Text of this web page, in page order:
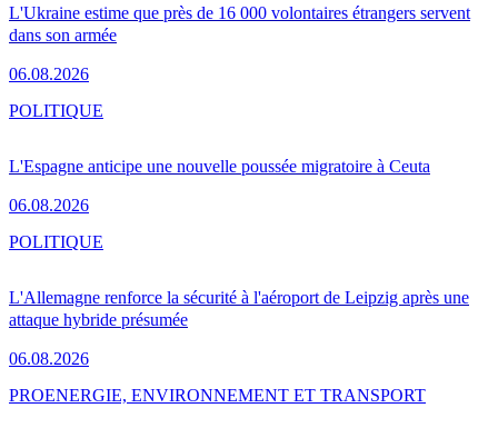
L'Ukraine estime que près de 16 000 volontaires étrangers servent
dans son armée
06.08.2026
L'Espagne anticipe une nouvelle poussée migratoire à Ceuta
06.08.2026
POLITIQUE
L'Allemagne renforce la sécurité à l'aéroport de Leipzig après une
attaque hybride présumée
06.08.2026
POLITIQUE
PROENERGIE, ENVIRONNEMENT ET TRANSPORT